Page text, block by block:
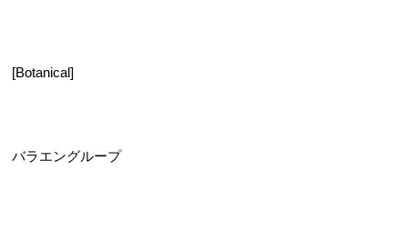
[Botanical]
バラエングループ